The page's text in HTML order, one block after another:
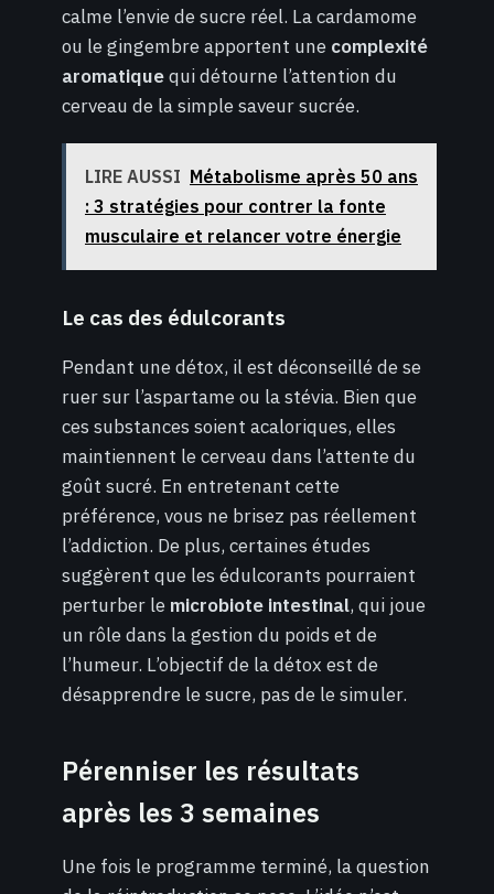
calme l’envie de sucre réel. La cardamome
ou le gingembre apportent une complexité
aromatiquequi détourne l’attention du
cerveau de la simple saveur sucrée.
LIRE AUSSI Métabolisme après 50 ans
: 3 stratégies pour contrer la fonte
musculaire et relancer votre énergie
Le cas des édulcorants
Pendant une détox, il est déconseillé de se
ruer sur l’aspartame ou la stévia. Bien que
ces substances soient acaloriques, elles
maintiennent le cerveau dans l’attente du
goût sucré. En entretenant cette
préférence, vous ne brisez pas réellement
l’addiction. De plus, certaines études
suggèrent que les édulcorants pourraient
perturber le microbiote intestinal, qui joue
un rôle dans la gestion du poids et de
l’humeur. L’objectif de la détox est de
désapprendre le sucre, pas de le simuler.
Pérenniser les résultats
après les 3 semaines
Une fois le programme terminé, la question